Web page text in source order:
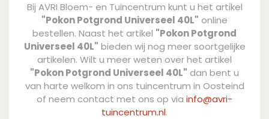
Bij AVRI Bloem- en Tuincentrum kunt u het artikel
"Pokon Potgrond Universeel 40L" online
bestellen. Naast het artikel "Pokon Potgrond
Universeel 40L" bieden wij nog meer soortgelijke
artikelen. Wilt u meer weten over het artikel
"Pokon Potgrond Universeel 40L" dan bent u
van harte welkom in ons tuincentrum in Oosteind
of neem contact met ons op via info@avri-
tuincentrum.nl.